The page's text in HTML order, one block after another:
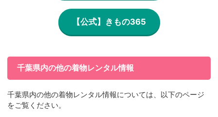
【公式】きもの365
千葉県内の他の着物レンタル情報
千葉県内の他の着物レンタル情報については、以下のページ
をご覧ください。